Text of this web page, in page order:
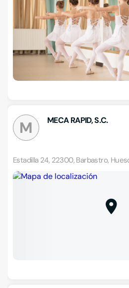
M MECA RAPID, S.C.
Estadilla 24, 22300, Barbastro,